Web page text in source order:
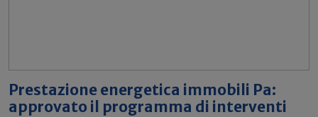
Prestazione energetica immobili Pa:
approvato il programma di interventi